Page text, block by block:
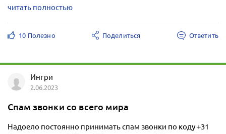
читать полностью
10 Полезно Поделиться Ответить
Ингри
2.06.2023
Спам звонки со всего мира
Надоело постоянно принимать спам звонки по коду +31